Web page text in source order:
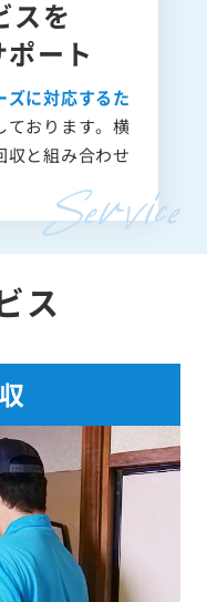
スを
ート
ズに対応するた
ております。横
収と組み合わせ
ス